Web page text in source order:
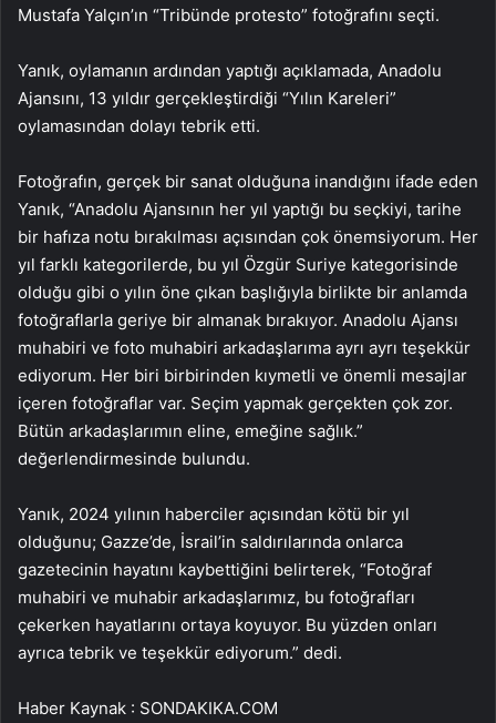
Mustafa Yalçın’ın “Tribünde protesto” fotoğrafını seçti.
Yanık, oylamanın ardından yaptığı açıklamada, Anadolu
Ajansını, 13 yıldır gerçekleştirdiği “Yılın Kareleri”
oylamasından dolayı tebrik etti.
Fotoğrafın, gerçek bir sanat olduğuna inandığını ifade eden
Yanık, “Anadolu Ajansının her yıl yaptığı bu seçkiyi, tarihe
bir hafıza notu bırakılması açısından çok önemsiyorum. Her
yıl farklı kategorilerde, bu yıl Özgür Suriye kategorisinde
olduğu gibi o yılın öne çıkan başlığıyla birlikte bir anlamda
fotoğraflarla geriye bir almanak bırakıyor. Anadolu Ajansı
muhabiri ve foto muhabiri arkadaşlarıma ayrı ayrı teşekkür
ediyorum. Her biri birbirinden kıymetli ve önemli mesajlar
içeren fotoğraflar var. Seçim yapmak gerçekten çok zor.
Bütün arkadaşlarımın eline, emeğine sağlık.”
değerlendirmesinde bulundu.
Yanık, 2024 yılının haberciler açısından kötü bir yıl
olduğunu; Gazze’de, İsrail’in saldırılarında onlarca
gazetecinin hayatını kaybettiğini belirterek, “Fotoğraf
muhabiri ve muhabir arkadaşlarımız, bu fotoğrafları
çekerken hayatlarını ortaya koyuyor. Bu yüzden onları
ayrıca tebrik ve teşekkür ediyorum.” dedi.
Haber Kaynak : SONDAKIKA.COM